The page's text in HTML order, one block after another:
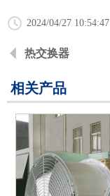
2024/04/27 10:54:47
热交换器
相关产品